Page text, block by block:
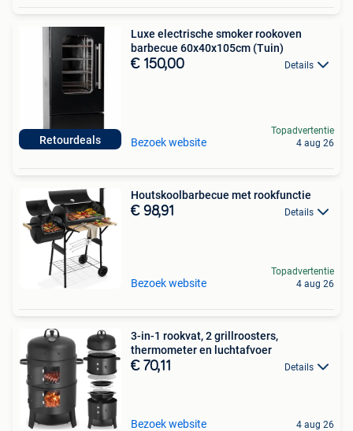
Retourdeals
Luxe electrische smoker rookoven
barbecue 60x40x105cm (Tuin)
€ 150,00 Details
Bezoek website
Topadvertentie
4 aug 26
Houtskoolbarbecue met rookfunctie
€ 98,91 Details
Bezoek website
Topadvertentie
4 aug 26
3-in-1 rookvat, 2 grillroosters,
thermometer en luchtafvoer
€ 70,11 Details
Bezoek website 4 aug 26